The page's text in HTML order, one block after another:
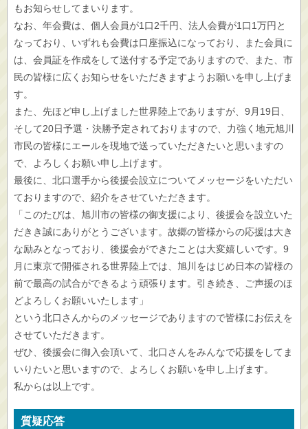
もお知らせしてまいります。
なお、年会費は、個人会員が1口2千円、法人会費が1口1万円と
なっており、いずれも会費は口座振込になっており、また会員に
は、会員証を作成をして送付する予定でありますので、また、市
民の皆様に広くお知らせをいただきますようお願いを申し上げま
す。
また、先ほど申し上げました世界陸上でありますが、9月19日、
そして20日予選・決勝予定されておりますので、力強く地元旭川
市民の皆様にエールを現地で送っていただきたいと思いますの
で、よろしくお願い申し上げます。
最後に、北口選手から後援会設立についてメッセージをいただい
ておりますので、紹介をさせていただきます。
「このたびは、旭川市の皆様の御支援により、後援会を設立いた
だきき誠にありがとうございます。故郷の皆様からの応援は大き
な励みとなっており、後援会ができたことは大変嬉しいです。9
月に東京で開催される世界陸上では、旭川をはじめ日本の皆様の
前で最高の試合ができるよう頑張ります。引き続き、ご声援のほ
どよろしくお願いいたします」
という北口さんからのメッセージでありますので皆様にお伝えを
させていただきます。
ぜひ、後援会に御入会頂いて、北口さんをみんなで応援をしてま
いりたいと思いますので、よろしくお願いを申し上げます。
私からは以上です。
質疑応答